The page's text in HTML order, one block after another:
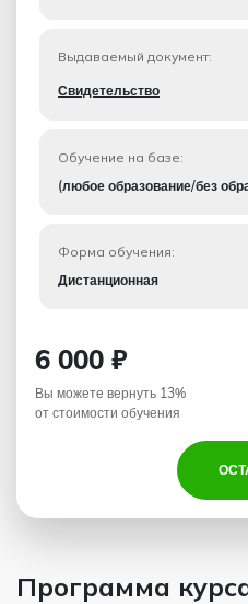
Выдаваемый документ:
Свидетельство
Обучение на базе:
(любое образование/без
Форма обучения:
Дистанционная
6 000 ₽
Вы можете вернуть 13%
от стоимости обучения
Программа